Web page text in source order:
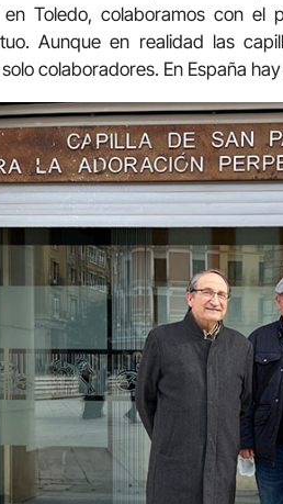
en Toledo, colaboramos con
Aunque en realidad las
colaboradores. En España